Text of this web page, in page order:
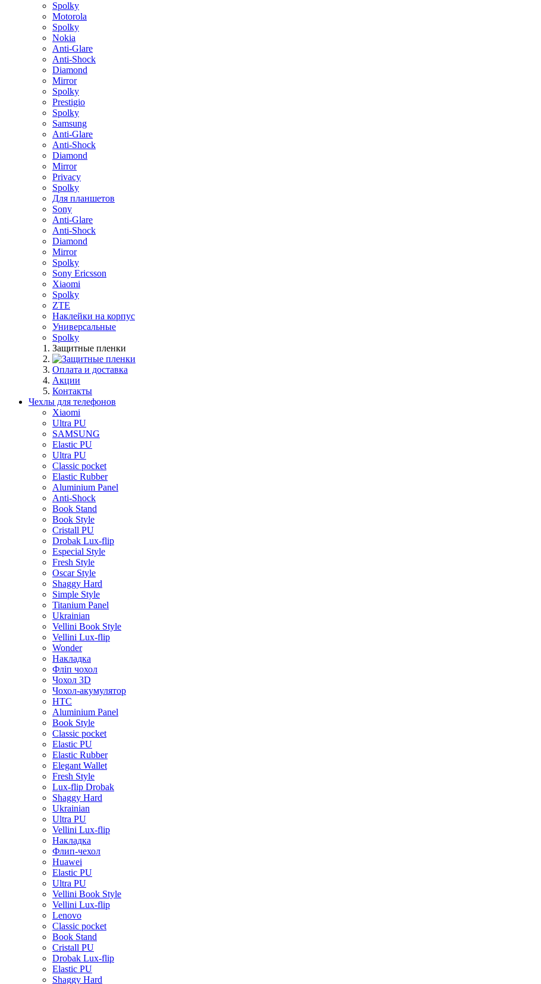
Spolky
Motorola
Spolky
Nokia
Anti-Glare
Anti-Shock
Diamond
Mirror
Spolky
Prestigio
Spolky
Samsung
Anti-Glare
Anti-Shock
Diamond
Mirror
Privacy
Spolky
Для планшетов
Sony
Anti-Glare
Anti-Shock
Diamond
Mirror
Spolky
Sony Ericsson
Xiaomi
Spolky
ZTE
Наклейки на корпус
Универсальные
Spolky
Защитные пленки
Оплата и доставка
Акции
Контакты
Чехлы для телефонов
Xiaomi
Ultra PU
SAMSUNG
Elastic PU
Ultra PU
Classic pocket
Elastic Rubber
Aluminium Panel
Anti-Shock
Book Stand
Book Style
Cristall PU
Drobak Lux-flip
Especial Style
Fresh Style
Oscar Style
Shaggy Hard
Simple Style
Titanium Panel
Ukrainian
Vellini Book Style
Vellini Lux-flip
Wonder
Накладка
Фліп чохол
Чохол 3D
Чохол-акумулятор
HTC
Aluminium Panel
Book Style
Classic pocket
Elastic PU
Elastic Rubber
Elegant Wallet
Fresh Style
Lux-flip Drobak
Shaggy Hard
Ukrainian
Ultra PU
Vellini Lux-flip
Накладка
Флип-чехол
Huawei
Elastic PU
Ultra PU
Vellini Book Style
Vellini Lux-flip
Lenovo
Classic pocket
Book Stand
Cristall PU
Drobak Lux-flip
Elastic PU
Shaggy Hard